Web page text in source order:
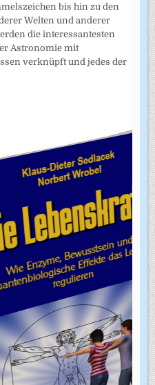
bis hin zu den
Welten und anderer
die interessantesten
Astronomie mit
verknüpft und jedes der